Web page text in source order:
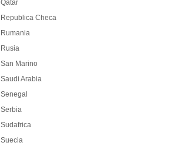
Qatar
Republica Checa
Rumania
Rusia
San Marino
Saudi Arabia
Senegal
Serbia
Sudafrica
Suecia